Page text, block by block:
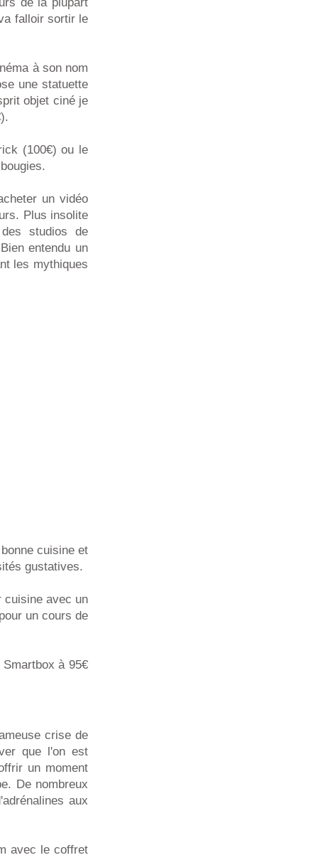
falloir sortir le
à son nom
une statuette
objet ciné je
(100€) ou le
un vidéo
Plus insolite
studios de
entendu un
les mythiques
cuisine et
gustatives.
cuisine avec un
un cours de
à 95€
crise de
que l'on est
un moment
De nombreux
aux
avec le coffret